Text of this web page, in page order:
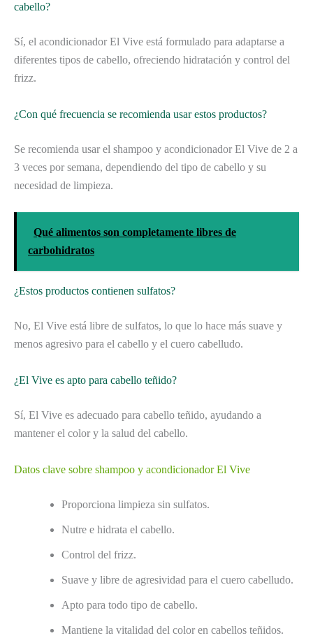
cabello?
Sí, el acondicionador El Vive está formulado para adaptarse a
diferentes tipos de cabello, ofreciendo hidratación y control del
frizz.
¿Con qué frecuencia se recomienda usar estos productos?
Se recomienda usar el shampoo y acondicionador El Vive de 2 a
3 veces por semana, dependiendo del tipo de cabello y su
necesidad de limpieza.
Qué alimentos son completamente libres de
carbohidratos
¿Estos productos contienen sulfatos?
No, El Vive está libre de sulfatos, lo que lo hace más suave y
menos agresivo para el cabello y el cuero cabelludo.
¿El Vive es apto para cabello teñido?
Sí, El Vive es adecuado para cabello teñido, ayudando a
mantener el color y la salud del cabello.
Datos clave sobre shampoo y acondicionador El Vive
Proporciona limpieza sin sulfatos.
Nutre e hidrata el cabello.
Control del frizz.
Suave y libre de agresividad para el cuero cabelludo.
Apto para todo tipo de cabello.
Mantiene la vitalidad del color en cabellos teñidos.